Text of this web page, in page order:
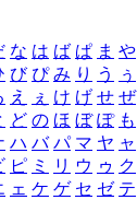
な は ば ぱ ま や
び ぴ み り う ぅ
え ぇ け げ せ ぜ
ど の ほ ぼ ぽ も
ハ バ パ マ ヤ ャ
ピ ミ リ ウ ゥ ク
ェ ケ ゲ セ ゼ テ